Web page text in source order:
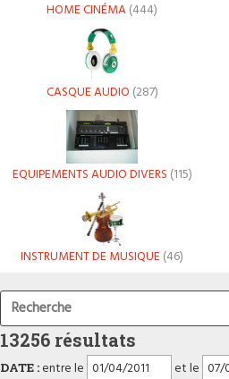
HOME CINÉMA(444)
CASQUE AUDIO (287)
EQUIPEMENTS AUDIO DIVERS (115)
INSTRUMENT DE MUSIQUE (46)
13256 résultats
DATE : entre le et le